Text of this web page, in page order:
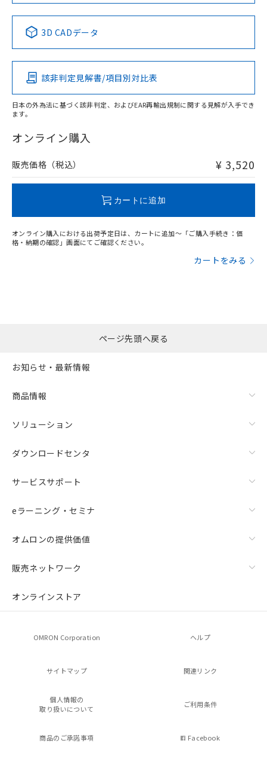
Pb Hg Cd Cr(VI)
O
在庫等で未対応品が混在する可能性があります。
問い合わせください。
3D CADデータ
該非判定見解書/項目別対比表
日本の外為法に基づく該非判定、およびEAR再輸出規制に関する見解が入手でき
ます。
オンライン購入
販売価格（税込） ¥ 3,520
カートに追加
オンライン購入における出荷予定日は、カートに追加～「ご購入手続き：価
格・納期の確認」画面にてご確認ください。
カートをみる
ページ先頭へ戻る
お知らせ・最新情報
商品情報
ソリューション
ダウンロードセンタ
サービスサポート
eラーニング・セミナ
オムロンの提供価値
販売ネットワーク
オンラインストア
OMRON Corporation ヘルプ
サイトマップ 関連リンク
個人情報の
取り扱いについて
ご利用条件
商品のご承諾事項 Facebook